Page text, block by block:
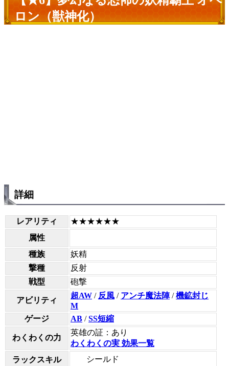
ロン（獣神化）
詳細
レアリティ
★★★★★★
属性
種族
妖精
撃種
反射
戦型
砲撃
アビリティ
超AW / 反風 / アンチ魔法陣/機鉱封じ
M
ゲージ
AB /SS短縮
わくわくの力
英雄の証：あり
わくわくの実 効果一覧
ラックスキル
シールド